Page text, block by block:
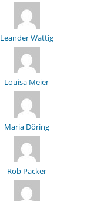
Leander Wattig
Louisa Meier
Maria Döring
Rob Packer